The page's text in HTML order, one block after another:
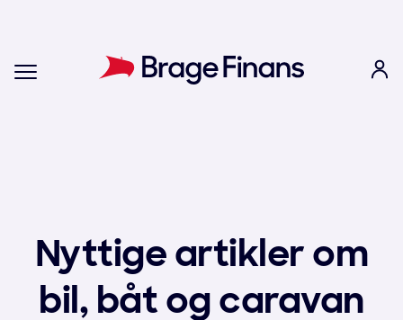
Nyttige artikler om
bil, båt og caravan